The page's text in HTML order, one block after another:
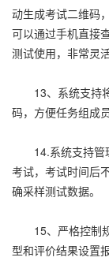
动生成考试二维码
可以通过手机直接
测试使用，非常灵
13、系统支持将
码，方便任务组成
14.系统支持管
考试，考试时间后
确采样测试数据。
15、严格控制规
型和评价结果设置